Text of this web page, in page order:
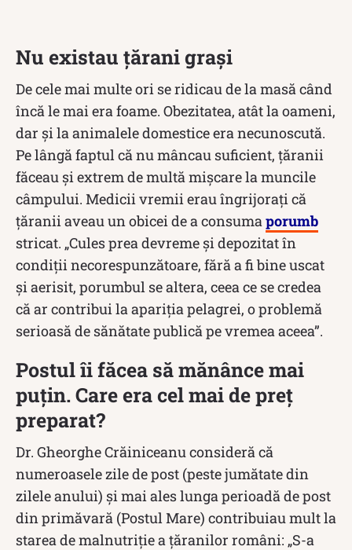
Nu existau țărani grași
De cele mai multe ori se ridicau de la masă când
încă le mai era foame. Obezitatea, atât la oameni,
dar şi la animalele domestice era necunoscută.
Pe lângă faptul că nu mâncau suficient, țăranii
făceau și extrem de multă mișcare la muncile
câmpului. Medicii vremii erau îngrijorați că
țăranii aveau un obicei de a consuma porumb
stricat. „Cules prea devreme şi depozitat în
condiţii necorespunzătoare, fără a fi bine uscat
şi aerisit, porumbul se altera, ceea ce se credea
că ar contribui la apariţia pelagrei, o problemă
serioasă de sănătate publică pe vremea aceea”.
Postul îi făcea să mănânce mai
puțin. Care era cel mai de preț
preparat?
Dr. Gheorghe Crăiniceanu consideră că
numeroasele zile de post (peste jumătate din
zilele anului) şi mai ales lunga perioadă de post
din primăvară (Postul Mare) contribuiau mult la
starea de malnutriţie a ţăranilor români: „S-a